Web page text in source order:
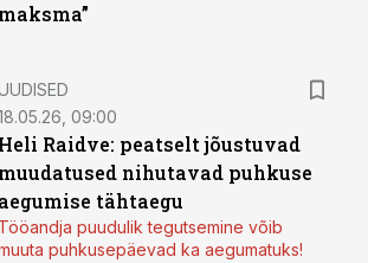
maksma”
09:00
Heli Raidve: peatselt jõustuvad
muudatused nihutavad puhkuse
aegumise tähtaegu
Tööandja puudulik tegutsemine võib
puhkusepäevad ka aegumatuks!